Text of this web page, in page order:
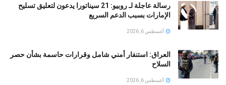
رسالة عاجلة لـ روبيو: 21 سيناتورا يدعون لتعليق تسليح
الإمارات بسبب الدعم السريع
أغسطس 6, 2026
العراق: استنفار أمني شامل وقرارات حاسمة بشأن حصر
السلاح
أغسطس 6, 2026